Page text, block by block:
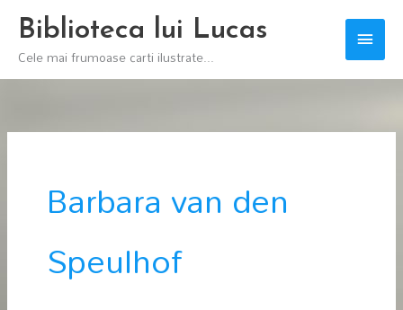
Skip
content
Biblioteca lui Lucas
Cele mai frumoase carti ilustrate...
Main
Barbara van den
Speulhof